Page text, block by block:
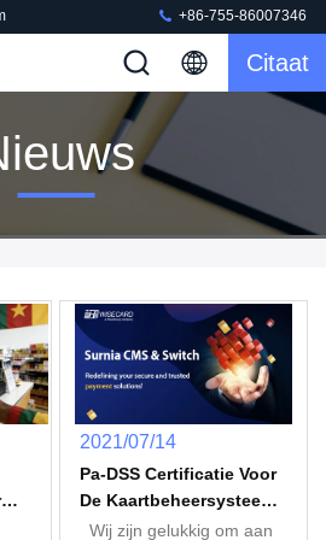
+86-755-86007346
Citaat
2021/07/14
Pa-DSS Certificatie Voor
De Kaartbeheersysteem
Dat Van Wisecard Surnia